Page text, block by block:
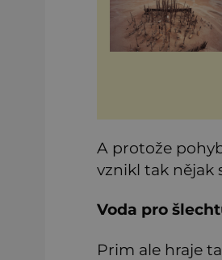
A protože
vznikl tak nějak
Voda pro
Prim ale hraje